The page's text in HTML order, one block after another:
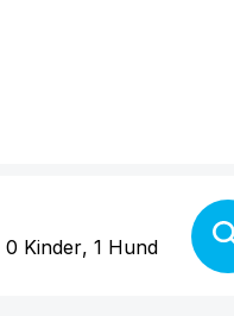
0 Kinder, 1 Hund